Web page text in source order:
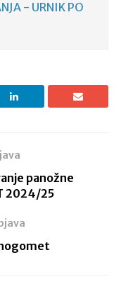
- URNIK PO
panožne
2024/25